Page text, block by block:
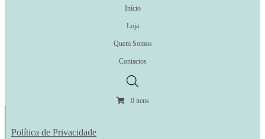
Início
Loja
Quem Somos
Contactos
0 itens
Política de Privacidade